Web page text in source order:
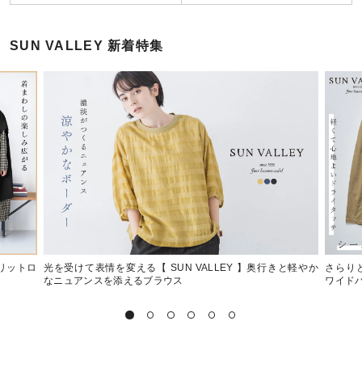
SUN VALLEY 新着特集
ットロ
光を受けて表情を変える【 SUN VALLEY 】奥行きと軽やか
なニュアンスを添えるブラウス
さらり
ワイド